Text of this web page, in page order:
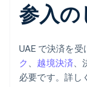
参入の
UAE で決済を
ク 、 越境決済、
必要です。詳し